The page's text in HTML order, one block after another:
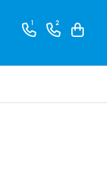
1 2